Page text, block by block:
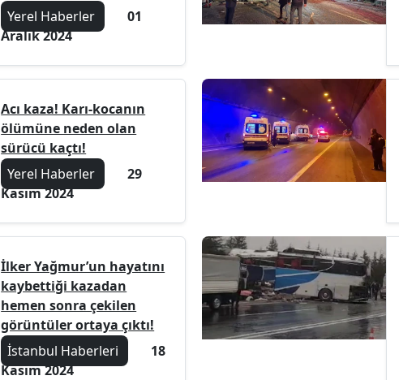
Yerel Haberler
01
Aralık 2024
Acı kaza! Karı-kocanın
ölümüne neden olan
sürücü kaçtı!
Yerel Haberler
29
Kasım 2024
İlker Yağmur’un hayatını
kaybettiği kazadan
hemen sonra çekilen
görüntüler ortaya çıktı!
İstanbul Haberleri
18
Kasım 2024